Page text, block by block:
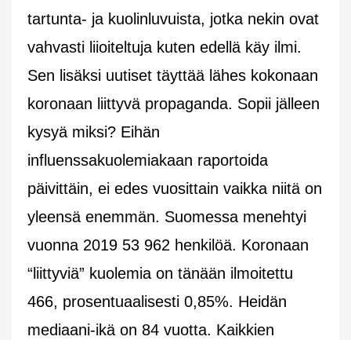
tartunta- ja kuolinluvuista, jotka nekin ovat
vahvasti liioiteltuja kuten edellä käy ilmi.
Sen lisäksi uutiset täyttää lähes kokonaan
koronaan liittyvä propaganda. Sopii jälleen
kysyä miksi? Eihän
influenssakuolemiakaan raportoida
päivittäin, ei edes vuosittain vaikka niitä on
yleensä enemmän. Suomessa menehtyi
vuonna 2019 53 962 henkilöä. Koronaan
“liittyviä” kuolemia on tänään ilmoitettu
466, prosentuaalisesti 0,85%. Heidän
mediaani-ikä on 84 vuotta. Kaikkien